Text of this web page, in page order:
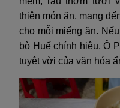
thiện món ăn, mang
cho mỗi miếng ăn.
bò Huế chính hiệu, Ô
tuyệt vời của văn hóa